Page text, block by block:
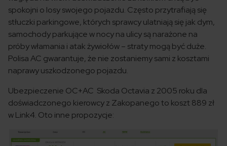
spokojni o losy swojego pojazdu. Często przytrafiają się
stłuczki parkingowe, których sprawcy ulatniają się jak dym,
samochody parkujące w nocy na ulicy są narażone na
próby włamania i atak żywiołów – straty mogą być duże.
Polisa AC gwarantuje, że nie zostaniemy sami z kosztami
naprawy uszkodzonego pojazdu.
Ubezpieczenie OC+AC Skoda Octavia z 2005 roku dla
doświadczonego kierowcy z Zakopanego to koszt 889 zł
w Link4. Oto inne propozycje: